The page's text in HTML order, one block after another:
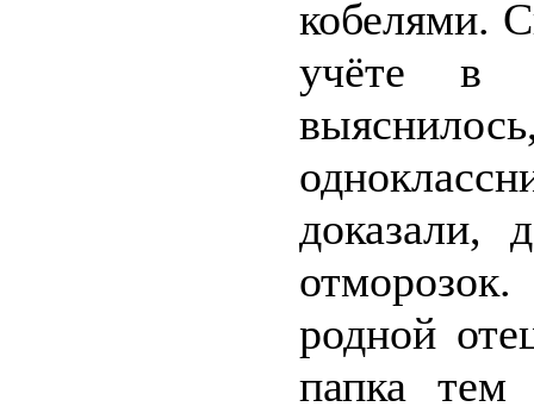
кобелями.
учёте в
доказали,
родной
папка